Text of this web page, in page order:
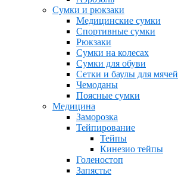
Сумки и рюкзаки
Медицинские сумки
Спортивные сумки
Рюкзаки
Сумки на колесах
Сумки для обуви
Сетки и баулы для мячей
Чемоданы
Поясные сумки
Медицина
Заморозка
Тейпирование
Тейпы
Кинезио тейпы
Голеностоп
Запястье